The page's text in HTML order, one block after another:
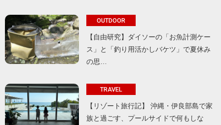
OUTDOOR
【自由研究】ダイソーの「お魚計測ケー
ス」と「釣り用活かしバケツ」で夏休み
の思…
TRAVEL
【リゾート旅行記】 沖縄・伊良部島で家
族と過ごす、プールサイドで何もしな